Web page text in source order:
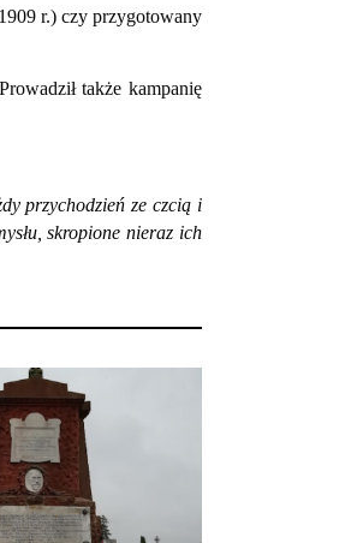
r.) czy przygotowany
także kampanię
przychodzień ze czcią i
skropione nieraz ich